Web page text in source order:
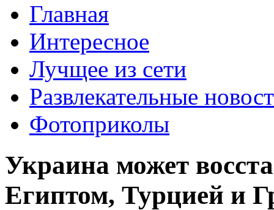
Главная
Интересное
Лучщее из сети
Развлекательные
Фотоприколы
Украина может
Египтом, Турцией и